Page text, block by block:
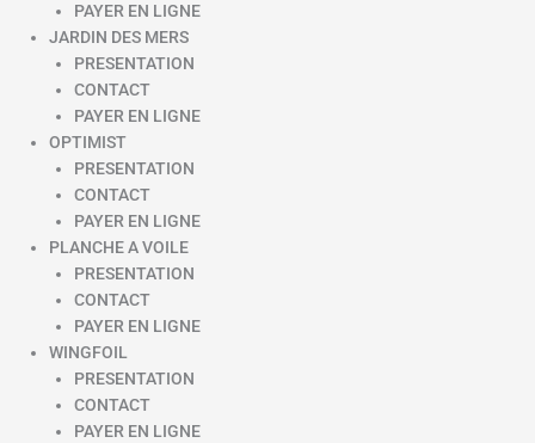
PAYER EN LIGNE
JARDIN DES MERS
PRESENTATION
CONTACT
PAYER EN LIGNE
OPTIMIST
PRESENTATION
CONTACT
PAYER EN LIGNE
PLANCHE A VOILE
PRESENTATION
CONTACT
PAYER EN LIGNE
WINGFOIL
PRESENTATION
CONTACT
PAYER EN LIGNE